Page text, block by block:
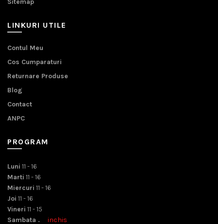
LINKURI UTILE
Contul Meu
Cos Cumparaturi
Returnare Produse
Blog
Contact
ANPC
PROGRAM
Luni 11 - 16
Marti 11 - 16
Miercuri 11 - 16
Joi 11 - 16
Vineri 11 - 15
Sambata . inchis